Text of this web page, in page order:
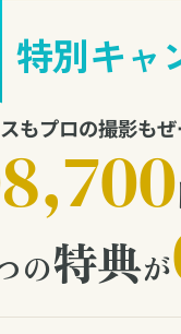
特別キャ
もプロの撮影も
の特典が